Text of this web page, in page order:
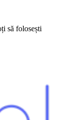
să folosești